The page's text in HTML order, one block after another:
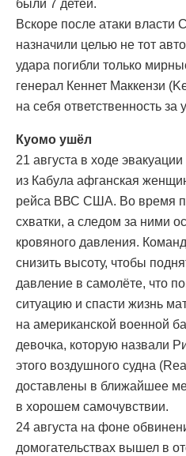
были 7 детей.
Вскоре после атаки власти
назначили целью не тот
удара погибли только
генерал Кеннет Маккензи
на себя ответственность за
Куомо ушёл
21 августа в ходе
из Кабула афганская
рейса ВВС США. Во время
схватки, а следом за ними
кровяного давления.
снизить высоту, чтобы
давление в самолёте, что
ситуацию и спасти жизнь
на американской военной
девочка, которую назвали
этого воздушного судна
доставлены в ближайшее
в хорошем самочувствии.
24 августа на фоне
домогательствах вышел в